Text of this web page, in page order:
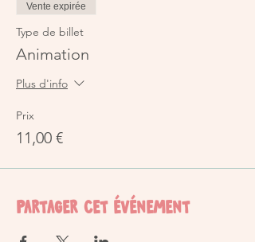
Vente expirée
Type de billet
Animation
Plus d'info
Prix
11,00 €
Partager cet événement